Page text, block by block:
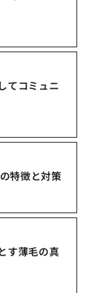
てコミュニ
特徴と対策
す薄毛の真